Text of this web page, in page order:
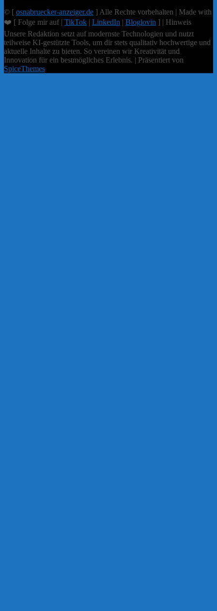
© [ osnabruecker-anzeiger.de ] Alle Rechte vorbehalten | Made with
❤️ [ Folge mir auf | TikTok | LinkedIn | Bloglovin ] | Hinweis
Unsere Redaktion setzt auf modernste Technologien und nutzt
teilweise KI-gestützte Tools, um dir stets qualitativ hochwertige und
aktuelle Inhalte zu bieten. So vereinen wir Kreativität und
Innovation für ein bestmögliches Erlebnis. | Präsentiert von
SpiceThemes